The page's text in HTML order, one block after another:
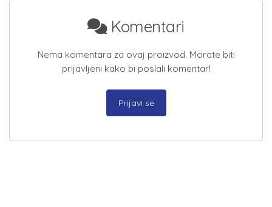
Komentari
Nema komentara za ovaj proizvod. Morate biti
prijavljeni kako bi poslali komentar!
Prijavi se